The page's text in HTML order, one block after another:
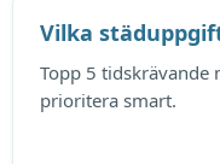
Vilka
Topp 5 tidskrävande
prioritera smart.